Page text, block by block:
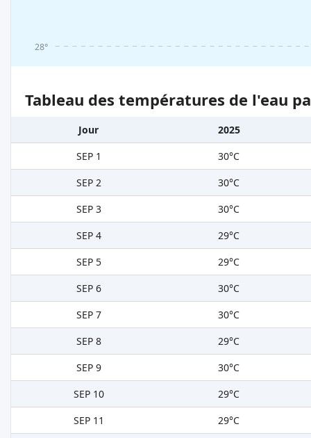
28°
Tableau des températures de l'eau
Jour
2025
SEP 1
30°C
SEP 2
30°C
SEP 3
30°C
SEP 4
29°C
SEP 5
29°C
SEP 6
30°C
SEP 7
30°C
SEP 8
29°C
SEP 9
30°C
SEP 10
29°C
SEP 11
29°C